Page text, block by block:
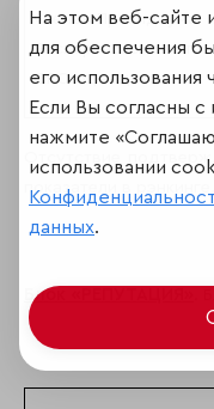
членов Президиума
Экспертного совета
СРО оценщиков
Отсутствие
показатели в рэнкинге.
Блок «РЕПУТАЦИЯ»
На этом веб-сайте
для обеспечения
его использования
Если Вы согласны
нажмите
использовании
данных.